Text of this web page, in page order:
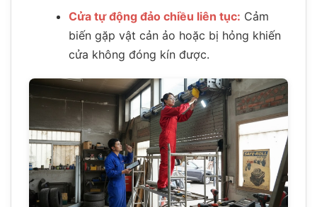
Cửa tự động đảo chiều liên tục: Cảm
biến gặp vật cản ảo hoặc bị hỏng khiến
cửa không đóng kín được.